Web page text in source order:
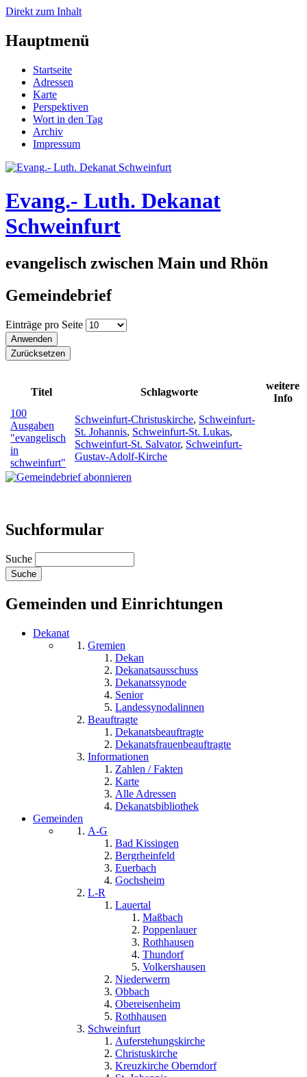
Direkt zum Inhalt
Hauptmenü
Startseite
Adressen
Karte
Perspektiven
Wort in den Tag
Archiv
Impressum
Evang.- Luth. Dekanat
Schweinfurt
evangelisch zwischen Main und Rhön
Gemeindebrief
Einträge pro Seite
Titel Schlagworte
weitere
Info
100
Ausgaben
"evangelisch
in
schweinfurt"
Schweinfurt-Christuskirche, Schweinfurt-
St. Johannis, Schweinfurt-St. Lukas,
Schweinfurt-St. Salvator, Schweinfurt-
Gustav-Adolf-Kirche
Suchformular
Suche
Gemeinden und Einrichtungen
Dekanat
Gremien
Dekan
Dekanatsausschuss
Dekanatssynode
Senior
Landessynodalinnen
Beauftragte
Dekanatsbeauftragte
Dekanatsfrauenbeauftragte
Informationen
Zahlen / Fakten
Karte
Alle Adressen
Dekanatsbibliothek
Gemeinden
A-G
Bad Kissingen
Bergrheinfeld
Euerbach
Gochsheim
L-R
Lauertal
Maßbach
Poppenlauer
Rothhausen
Thundorf
Volkershausen
Niederwerrn
Obbach
Obereisenheim
Rothhausen
Schweinfurt
Auferstehungskirche
Christuskirche
Kreuzkirche Oberndorf